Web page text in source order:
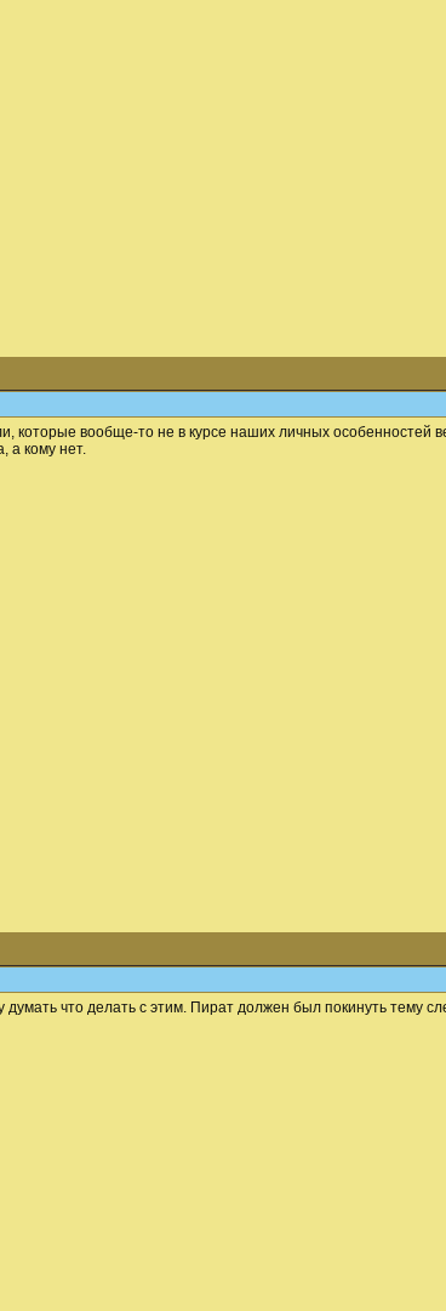
которые вообще-то не в курсе наших личных особенностей
а кому нет.
думать что делать с этим. Пират должен был покинуть тему